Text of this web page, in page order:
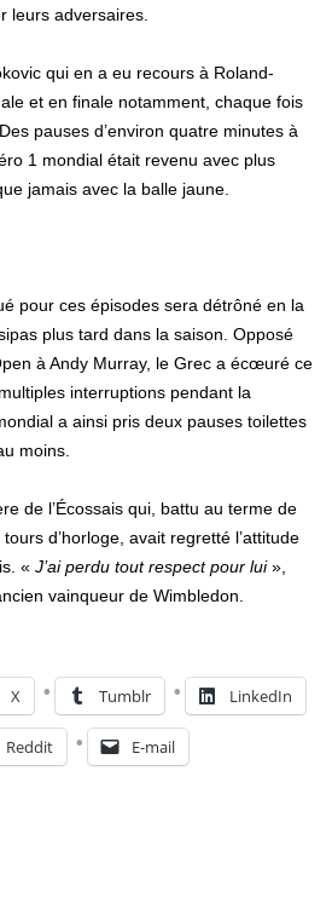
leurs adversaires.
qui en a eu recours à Roland-
et en finale notamment, chaque fois
pauses d’environ quatre minutes à
1 mondial était revenu avec plus
jamais avec la balle jaune.
pour ces épisodes sera détrôné en la
plus tard dans la saison. Opposé
à Andy Murray, le Grec a écœuré ce
interruptions pendant la
a ainsi pris deux pauses toilettes
moins.
de l’Écossais qui, battu au terme de
d’horloge, avait regretté l’attitude
«J’ai perdu tout respect pour lui»,
vainqueur de Wimbledon.
X Tumblr LinkedIn
Reddit E-mail